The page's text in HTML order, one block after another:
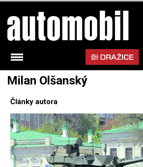
Milan Olšanský
Články autora